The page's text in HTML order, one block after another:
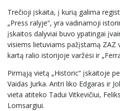
Trečioji įskaita, į kurią galima
„Press ralyje“, yra vadinamoji
įskaitos dalyviai buvo ypatingai
visiems lietuviams pažįstamą ZAZ
kartą ralio istorijoje varžėsi ir
Pirmąją vietą „Historic“ įskaitoje
Vaidas Jurka. Antri liko Edgaras ir
vieta atiteko Tadui Vitkevičiui,
Lomsargiui.